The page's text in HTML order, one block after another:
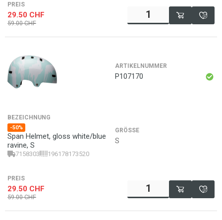
PREIS
29.50 CHF
59.00 CHF
ARTIKELNUMMER
P107170
BEZEICHNUNG
-50%
Span Helmet, gloss white/blue
ravine, S
7158303 196178173520
GRÖSSE
S
PREIS
29.50 CHF
59.00 CHF